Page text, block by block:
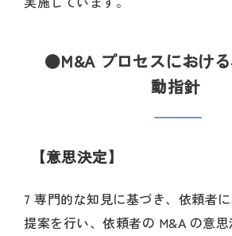
●M&A プロセスにおけ
動指針
【意思決定】
7 専門的な知見に基づき、依頼者
提案を行い、依頼者の M&A の意